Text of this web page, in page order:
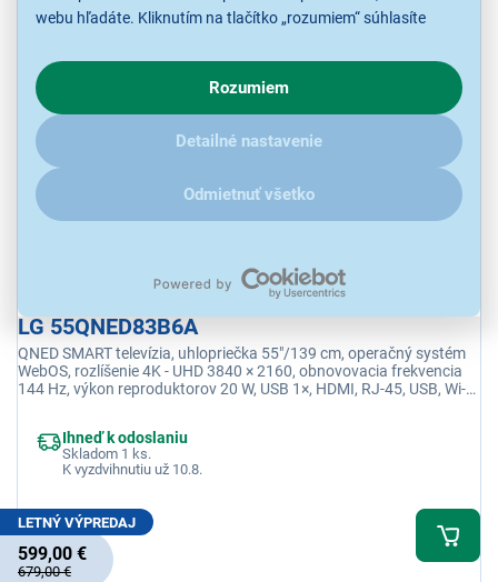
webu hľadáte. Kliknutím na tlačítko „rozumiem“ súhlasíte
o chovaní na webe pre zobrazovaní cielených reklám.
V prípade že vás zaujímajú detaily, ako u nás s cookies a
ďalšími údaji pracujeme, kliknitesem.
Rozumiem
Detailné nastavenie
Odmietnuť všetko
LG 55QNED83B6A
QNED SMART televízia, uhlopriečka 55"/139 cm, operačný systém
WebOS, rozlíšenie 4K - UHD 3840 × 2160, obnovovacia frekvencia
144 Hz, výkon reproduktorov 20 W, USB 1×, HDMI, RJ-45, USB, Wi-fi
Ihneď k odoslaniu
Skladom 1 ks.
K vyzdvihnutiu už 10.8.
LETNÝ VÝPREDAJ
599,00 €
679,00 €